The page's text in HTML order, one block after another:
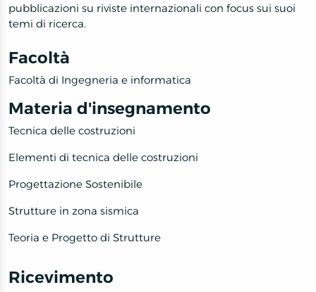
pubblicazioni su riviste internazionali con focus sui suoi
temi di ricerca.
Facoltà
Facoltà di Ingegneria e informatica
Materia d'insegnamento
Tecnica delle costruzioni
Elementi di tecnica delle costruzioni
Progettazione Sostenibile
Strutture in zona sismica
Teoria e Progetto di Strutture
Ricevimento